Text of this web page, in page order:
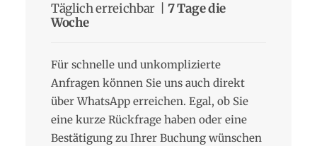
Täglich erreichbar | 7 Tage die
Woche
Für schnelle und unkomplizierte
Anfragen können Sie uns auch direkt
über WhatsApp erreichen. Egal, ob Sie
eine kurze Rückfrage haben oder eine
Bestätigung zu Ihrer Buchung wünschen